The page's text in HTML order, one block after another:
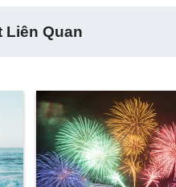
Liên Quan